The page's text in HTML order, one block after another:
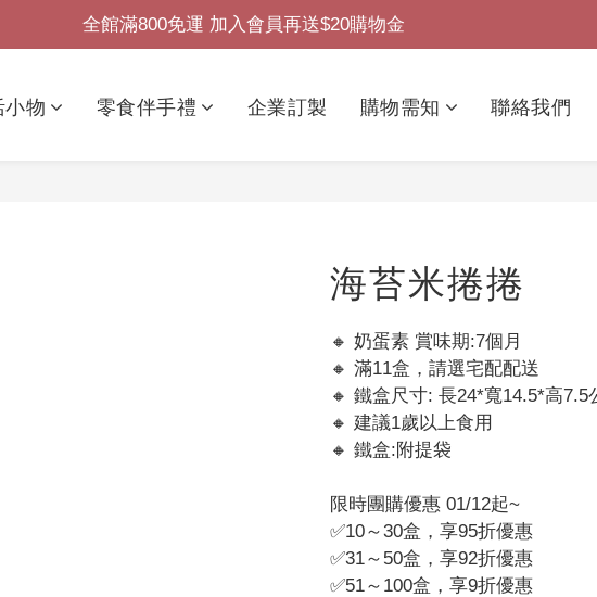
全館滿800免運 加入會員再送$20購物金
小物 零食伴手禮 企業訂製 購物需知 聯絡我們
海苔米捲捲
🔸 奶蛋素 賞味期:7個月
🔸 滿11盒，請選宅配配送
🔸 鐵盒尺寸: 長24*寬14.5*高7.5
🔸 建議1歲以上食用
🔸 鐵盒:附提袋
限時團購優惠 01/12起~
✅10～30盒，享95折優惠
✅31～50盒，享92折優惠
✅51～100盒，享9折優惠